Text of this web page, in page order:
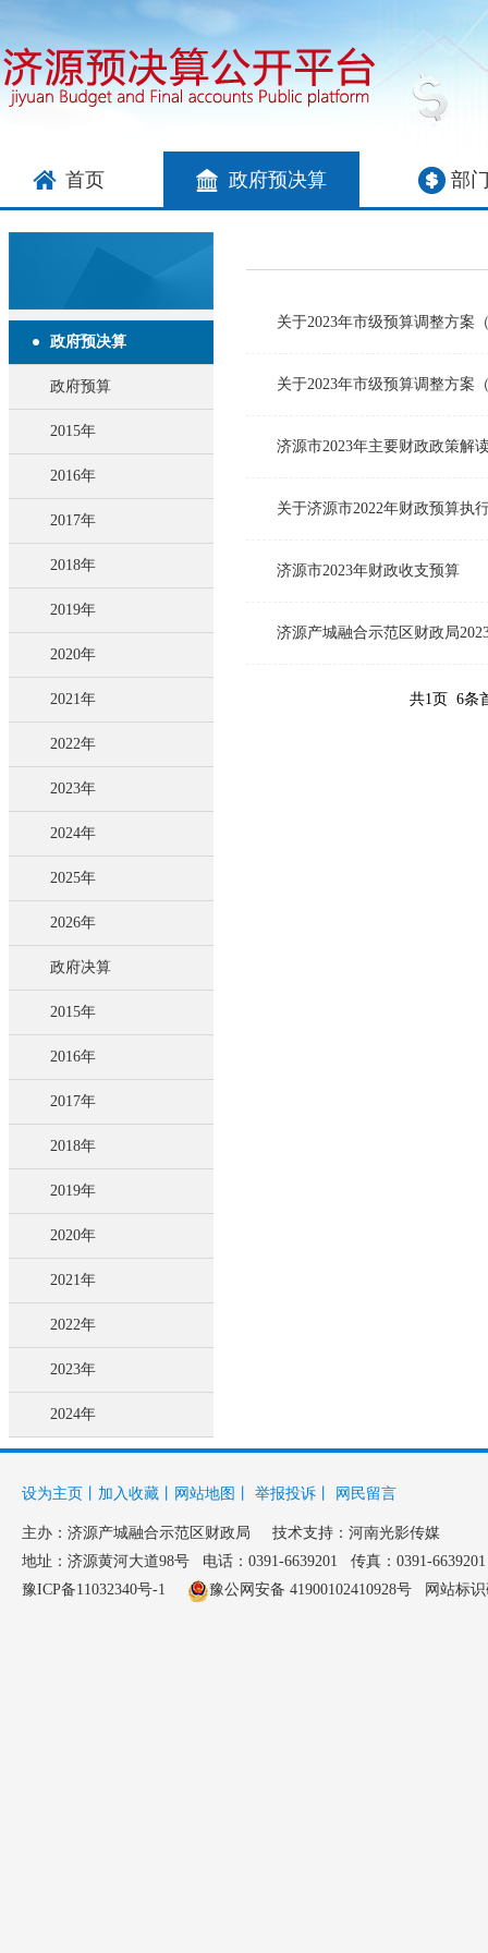
首页 政府预决算 部
政府预决算
政府预算
2015年
2016年
2017年
2018年
2019年
2020年
2021年
2022年
2023年
2024年
2025年
2026年
政府决算
2015年
2016年
2017年
2018年
2019年
2020年
2021年
2022年
2023年
2024年
关于2023年市级预算调整方案
关于2023年市级预算调整方案
济源市2023年主要财政政策解
关于济源市2022年财政预算执
济源市2023年财政收支预算
济源产城融合示范区财政局
共1页 6条
设为主页 加入收藏 网站地图 举报投诉 网民留言
主办： 济源产城融合示范区财政局 技术支持：河南光影传媒
地址：济源黄河大道98号 电话：0391-6639201 传真：0391-
豫ICP备11032340号-1
豫公网安备 41900102410928号 网站标识